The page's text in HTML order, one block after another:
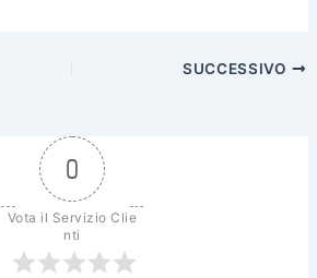
SUCCESSIVO
0
Vota il Servizio Clie
nti